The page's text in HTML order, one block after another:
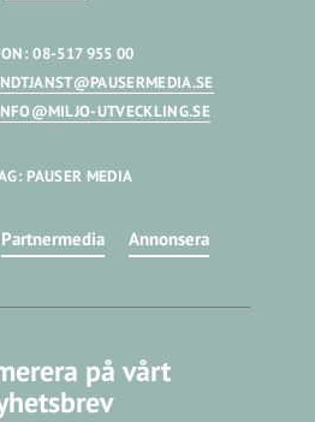
08-517 955 00
UTVECKLING.SE
PAUSER MEDIA
Partnermedia Annonsera
på vårt